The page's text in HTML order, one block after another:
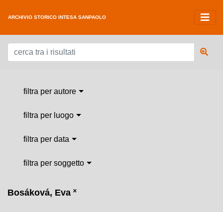
ARCHIVIO STORICO INTESA SANPAOLO
filtra per autore
filtra per luogo
filtra per data
filtra per soggetto
Bosáková, Eva ˟